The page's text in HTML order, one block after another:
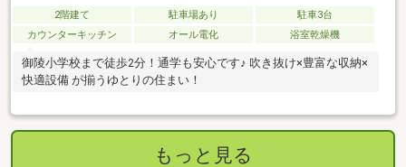
2階建て 駐車場あり
駐車3台
カウンターキッチン
オール電化 浴室乾燥機
御陵小学校まで徒歩2分！通学も安心です♪ 吹き抜け×豊富な収納×
快適設備 が揃うゆとりの住まい！
もっと見る